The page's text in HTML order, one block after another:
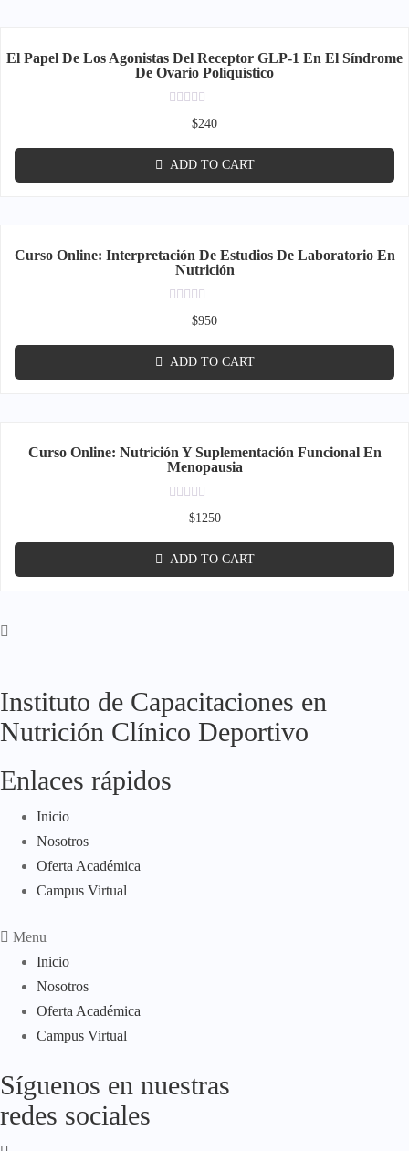
El Papel De Los Agonistas Del Receptor GLP-1 En El Síndrome
De Ovario Poliquístico
Rated
5
$240
ADD TO CART
Curso Online: Interpretación De Estudios De Laboratorio En
Nutrición
Rated
5
$950
ADD TO CART
Curso Online: Nutrición Y Suplementación Funcional En
Menopausia
Rated
5
$1250
ADD TO CART
Instituto de Capacitaciones en
Nutrición Clínico Deportivo
Enlaces rápidos
Inicio
Nosotros
Oferta Académica
Campus Virtual
Menu
Inicio
Nosotros
Oferta Académica
Campus Virtual
Síguenos en nuestras
redes sociales